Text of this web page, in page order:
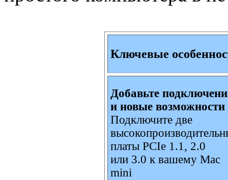
Ключевые
Добавьте
и новые возможности
Подключите две
платы PCIe 1.1, 2.0
или 3.0 к вашему Mac
mini